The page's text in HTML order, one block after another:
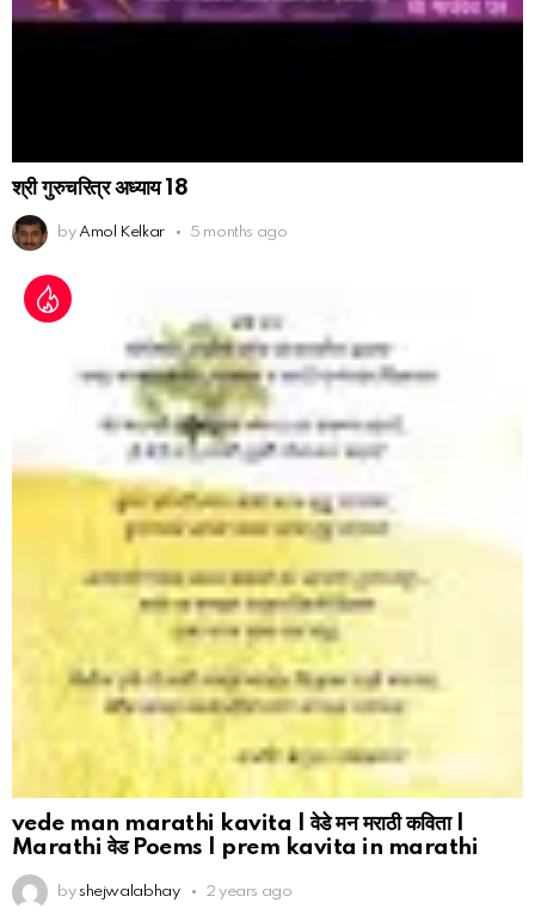
श्री गुरुचरित्र अध्याय 18
by Amol Kelkar 5 months ago
vede man marathi kavita | वेडे मन मराठी कविता |
Marathi वेड Poems | prem kavita in marathi
by shejwalabhay 2 years ago